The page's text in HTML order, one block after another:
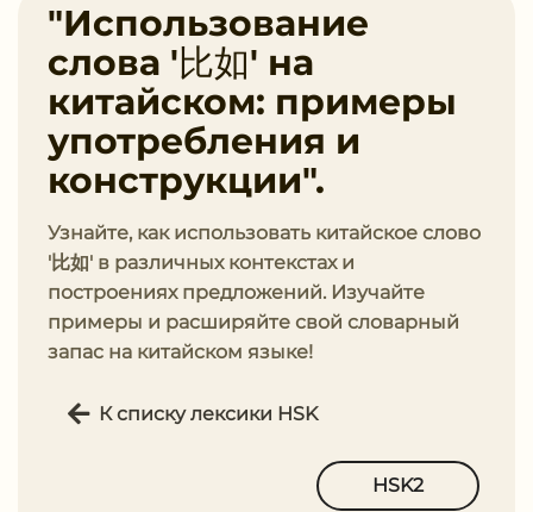
"Использование
слова '比如' на
китайском: примеры
употребления и
конструкции".
Узнайте, как использовать китайское слово
'比如' в различных контекстах и
построениях предложений. Изучайте
примеры и расширяйте свой словарный
запас на китайском языке!
К списку лексики HSK
HSK2